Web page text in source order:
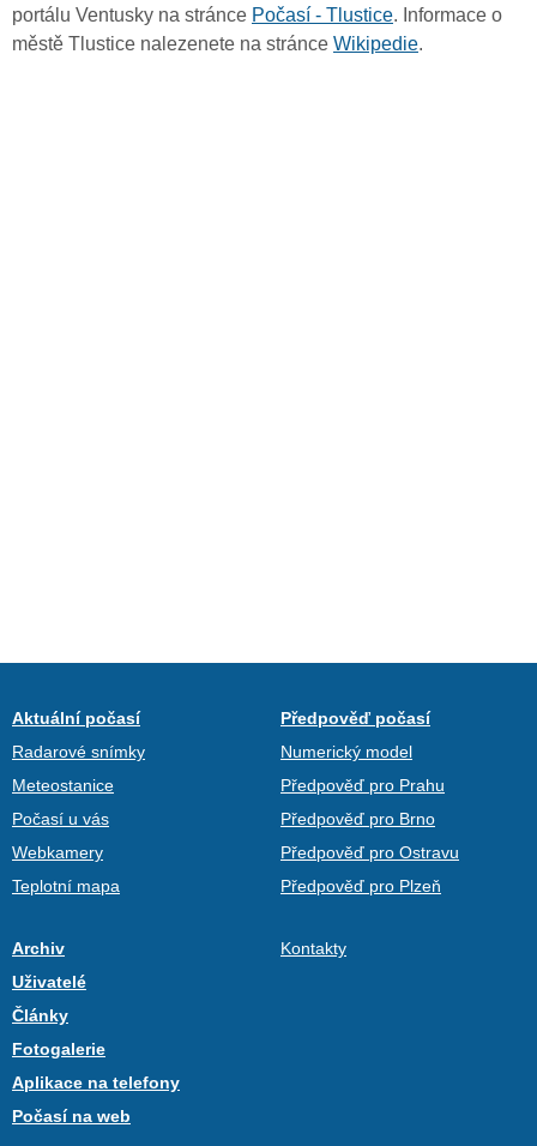
portálu Ventusky na stránce Počasí - Tlustice. Informace o
městě Tlustice nalezenete na stránce Wikipedie.
Aktuální počasí
Radarové snímky
Meteostanice
Počasí u vás
Webkamery
Teplotní mapa
Předpověď počasí
Numerický model
Předpověď pro Prahu
Předpověď pro Brno
Předpověď pro Ostravu
Předpověď pro Plzeň
Archiv
Uživatelé
Články
Fotogalerie
Aplikace na telefony
Počasí na web
Kontakty